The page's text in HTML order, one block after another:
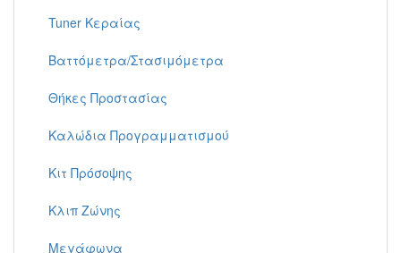
Tuner Κεραίας
Βαττόμετρα/Στασιμόμετρα
Θήκες Προστασίας
Καλώδια Προγραμματισμού
Κιτ Πρόσοψης
Κλιπ Ζώνης
Μεγάφωνα